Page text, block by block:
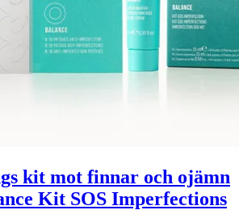
kit mot finnar och ojämn
Kit SOS Imperfections